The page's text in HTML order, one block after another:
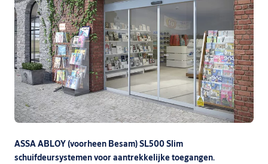
ASSA ABLOY (voorheen Besam) SL500 Slim
schuifdeursystemen voor aantrekkelijke toegangen.